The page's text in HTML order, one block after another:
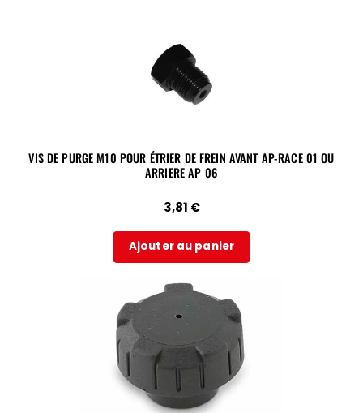
VIS DE PURGE M10 POUR ÉTRIER DE FREIN AVANT AP-RACE 01 OU
ARRIERE AP 06
3,81 €
Ajouter au panier